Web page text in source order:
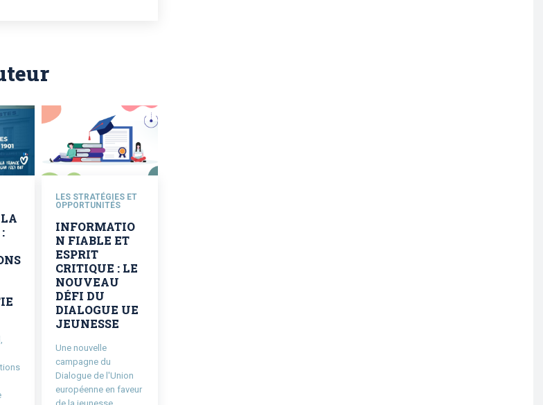
LES STRATÉGIES ET
OPPORTUNITÉS
INFORMATIO
N FIABLE ET
ESPRIT
CRITIQUE : LE
NOUVEAU
DÉFI DU
DIALOGUE UE
JEUNESSE
Une nouvelle
campagne du
Dialogue de l'Union
européenne en faveur